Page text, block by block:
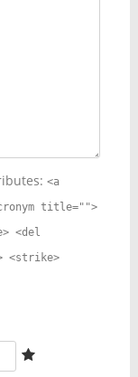
<a
title="">
<del
<strike>